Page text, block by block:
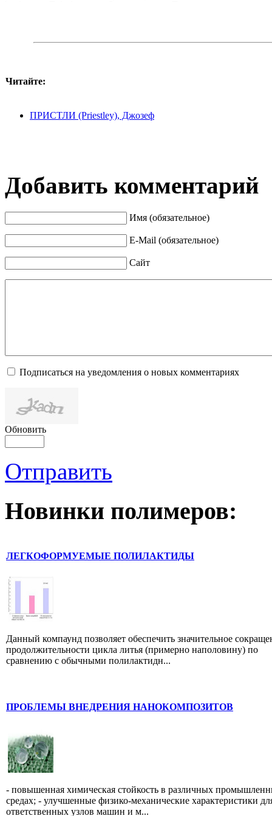
Читайте:
ПРИСТЛИ (Priestley), Джозеф
Добавить комментарий
Имя (обязательное)
E-Mail (обязательное)
Сайт
Подписаться на уведомления о новых комментариях
Обновить
Отправить
Новинки полимеров:
ЛЕГКОФОРМУЕМЫЕ ПОЛИЛАКТИДЫ
Данный компаунд позволяет обеспечить значительное
продолжительности цикла литья (примерно наполовину) по
сравнению с обычными полилактидн...
ПРОБЛЕМЫ ВНЕДРЕНИЯ НАНОКОМПОЗИТОВ
- повышенная химическая стойкость в различных
средах; - улучшенные физико-механические характеристики
ответственных узлов машин и м...